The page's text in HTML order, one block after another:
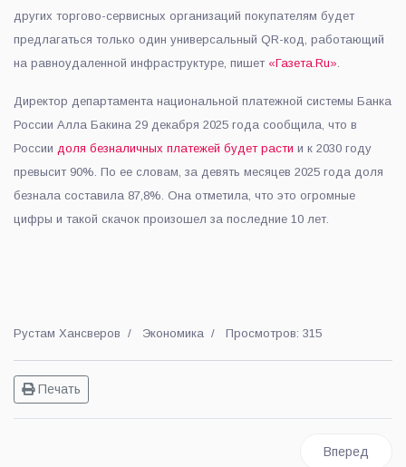
других торгово-сервисных организаций покупателям будет
предлагаться только один универсальный QR-код, работающий
на равноудаленной инфраструктуре, пишет «Газета.Ru»
Директор департамента национальной платежной системы Банка
России Алла Бакина 29 декабря 2025 года сообщила, что в
России доля безналичных платежей будет расти и к 2030 году
превысит 90%. По ее словам, за девять месяцев 2025 года доля
безнала составила 87,8%. Она отметила, что это огромные
цифры и такой скачок произошел за последние 10 лет.
Рустам Хансверов Экономика Просмотров: 315
Печать
Следующий:
Вперед